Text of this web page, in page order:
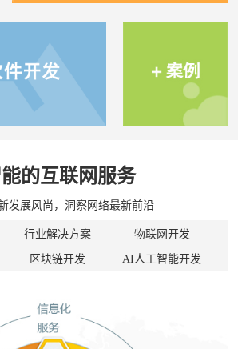
的互联网服务
发展风尚，洞察网络最新前沿
行业解决方案 物联网开发
区块链开发 AI人工智能开发